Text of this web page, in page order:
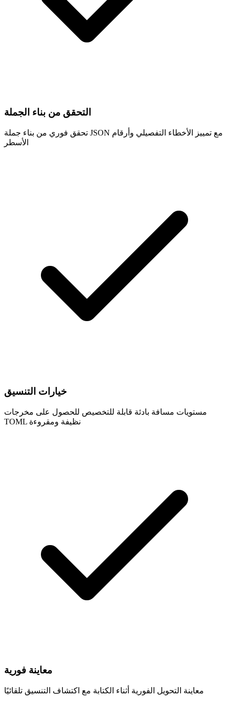
التحقق من بناء الجملة
تحقق فوري من بناء جملة JSON مع تمييز الأخطاء التفصيلي وأرقام
الأسطر
خيارات التنسيق
مستويات مسافة بادئة قابلة للتخصيص للحصول على مخرجات
TOML نظيفة ومقروءة
معاينة فورية
معاينة التحويل الفورية أثناء الكتابة مع اكتشاف التنسيق تلقائيًا